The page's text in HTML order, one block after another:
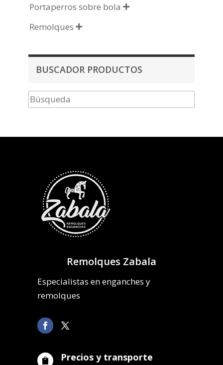
Portaperros sobre bola 
Remolques 
BUSCADOR PRODUCTOS
Remolques Zabala
Especialistas en enganches y
remolques
 Precios y transporte